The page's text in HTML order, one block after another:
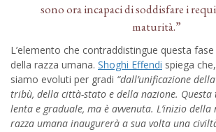
sono ora incapaci di soddisfare i
maturità.”
L’elemento che contraddistingue questa fase
della razza umana. Shoghi Effendi spiega
siamo evoluti per gradi “dall’unificazione
tribù, della città-stato e della nazione. Questa
lenta e graduale, ma è avvenuta. L’inizio
razza umana inaugurerà a sua volta una